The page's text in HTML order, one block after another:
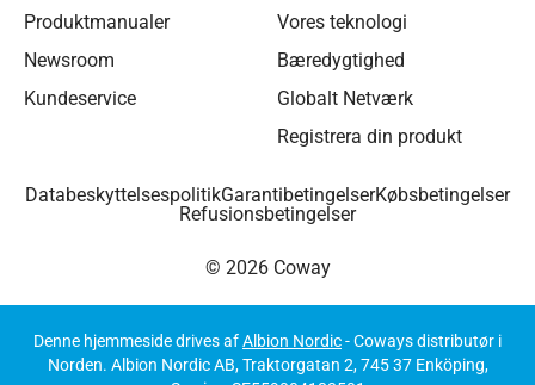
Produktmanualer
Newsroom
Kundeservice
Vores teknologi
Bæredygtighed
Globalt Netværk
Registrera din produkt
© 2026 Coway
DatabeskyttelsespolitikGarantibetingelserKøbsbetingelser
Refusionsbetingelser
Denne hjemmeside drives afAlbion Nordic- Coways distributør i
Norden. Albion Nordic AB, Traktorgatan 2, 745 37 Enköping,